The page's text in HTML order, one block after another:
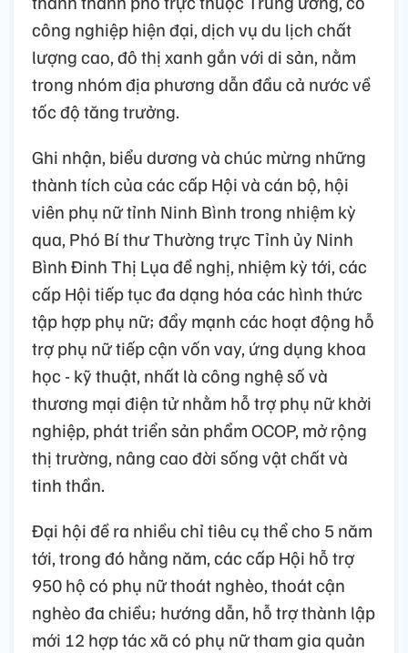
công nghiệp hiện đại, dịch vụ du lịch chất
lượng cao, đô thị xanh gắn với di sản, nằm
trong nhóm địa phương dẫn đầu cả nước về
tốc độ tăng trưởng.
Ghi nhận, biểu dương và chúc mừng những
thành tích của các cấp Hội và cán bộ, hội
viên phụ nữ tỉnh Ninh Bình trong nhiệm kỳ
qua, Phó Bí thư Thường trực Tỉnh ủy Ninh
Bình Đinh Thị Lụa đề nghị, nhiệm kỳ tới, các
cấp Hội tiếp tục đa dạng hóa các hình thức
tập hợp phụ nữ; đẩy mạnh các hoạt động hỗ
trợ phụ nữ tiếp cận vốn vay, ứng dụng khoa
học - kỹ thuật, nhất là công nghệ số và
thương mại điện tử nhằm hỗ trợ phụ nữ khởi
nghiệp, phát triển sản phẩm OCOP, mở rộng
thị trường, nâng cao đời sống vật chất và
tinh thần.
Đại hội đề ra nhiều chỉ tiêu cụ thể cho 5 năm
tới, trong đó hằng năm, các cấp Hội hỗ trợ
950 hộ có phụ nữ thoát nghèo, thoát cận
nghèo đa chiều; hướng dẫn, hỗ trợ thành lập
mới 12 hợp tác xã có phụ nữ tham gia quản